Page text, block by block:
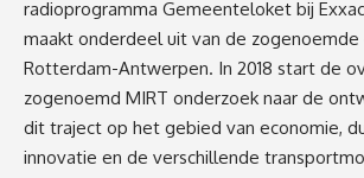
radioprogramma Gemeenteloket bij
maakt onderdeel uit van de zogenoemde
Rotterdam-Antwerpen. In 2018 start de
zogenoemd MIRT onderzoek naar de
dit traject op het gebied van economie,
innovatie en de verschillende